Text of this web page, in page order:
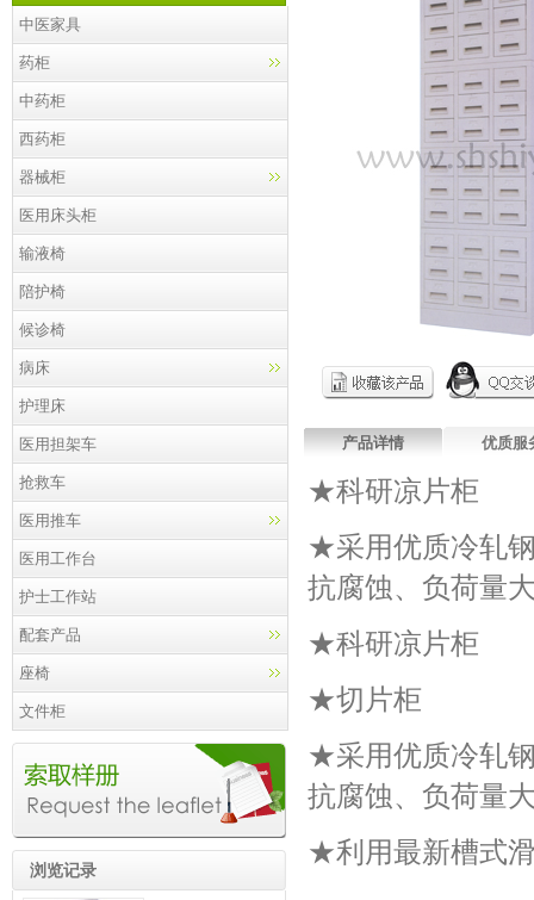
中医家具
药柜
中药柜
西药柜
器械柜
医用床头柜
输液椅
陪护椅
候诊椅
病床
护理床
医用担架车
抢救车
医用推车
医用工作台
护士工作站
配套产品
座椅
文件柜
浏览记录
产品详情 优质服
★科研凉片柜
★采用优质冷轧
抗腐蚀、负荷量
★科研凉片柜
★切片柜
★采用优质冷轧
抗腐蚀、负荷量
★利用最新槽式